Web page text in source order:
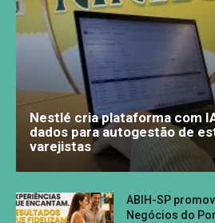
Nestlé cria plataforma com
dados para autogestão de
varejistas
ABIH-SP
Negócios do